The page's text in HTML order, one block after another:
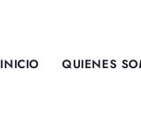
INICIO QUIENES